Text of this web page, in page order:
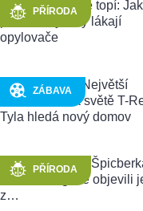
PŘÍRODA
ZÁBAVA
PŘÍRODA